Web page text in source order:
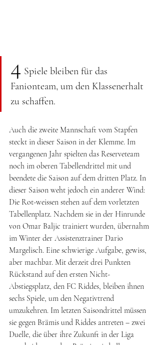
4 Spiele bleiben für das
Fanionteam, um den Klassenerhalt
zu schaffen.
​​Auch die zweite Mannschaft vom Stapfen
steckt in dieser Saison in der Klemme. Im
vergangenen Jahr spielten das Reserveteam
noch im oberen Tabellendrittel mit und
beendete die Saison auf dem dritten Platz. In
dieser Saison weht jedoch ein anderer Wind:
Die Rot-weissen stehen auf dem vorletzten
Tabellenplatz. Nachdem sie in der Hinrunde
von Omar Baljic trainiert wurden, übernahm
im Winter der Assistenztrainer Dario
Margelisch. Eine schwierige Aufgabe, gewiss,
aber machbar. Mit derzeit drei Punkten
Rückstand auf den ersten Nicht-
Abstiegsplatz, den FC Riddes, bleiben ihnen
sechs Spiele, um den Negativtrend
umzukehren. Im letzten Saisondrittel müssen
sie gegen Brämis und Riddes antreten – zwei
Duelle, die über ihre Zukunft in der Liga